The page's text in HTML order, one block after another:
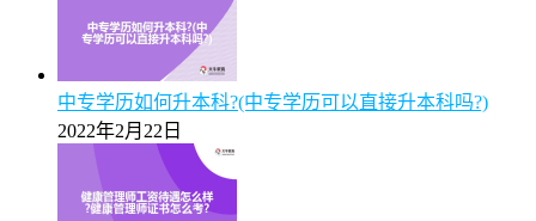
中专学历如何升本科?(中专学历可以直接升本科吗?)
2022年2月22日